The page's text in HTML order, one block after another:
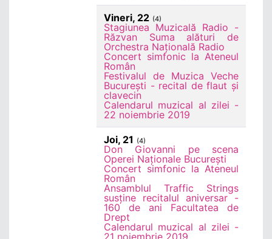
Vineri, 22 (4)
Stagiunea Muzicală Radio -
Răzvan Suma alături de
Orchestra Națională Radio
Concert simfonic la Ateneul
Român
Festivalul de Muzica Veche
București - recital de flaut și
clavecin
Calendarul muzical al zilei -
22 noiembrie 2019
Joi, 21 (4)
Don Giovanni pe scena
Operei Naționale București
Concert simfonic la Ateneul
Român
Ansamblul Traffic Strings
susține recitalul aniversar -
160 de ani Facultatea de
Drept
Calendarul muzical al zilei -